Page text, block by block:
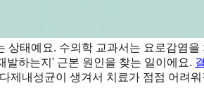
태예요. 수의학 교과서는 요로감염
발하는지' 근본 원인을 찾는 일이에요.
제내성균이 생겨서 치료가 점점 어려